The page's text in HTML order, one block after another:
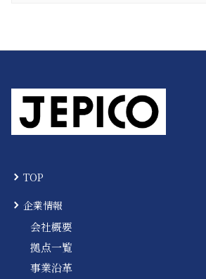
TOP
企業情報
会社概要
拠点一覧
事業沿革